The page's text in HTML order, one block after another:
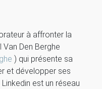
à affronter la
Van Den Berghe
) qui présente sa
et développer ses
est un réseau